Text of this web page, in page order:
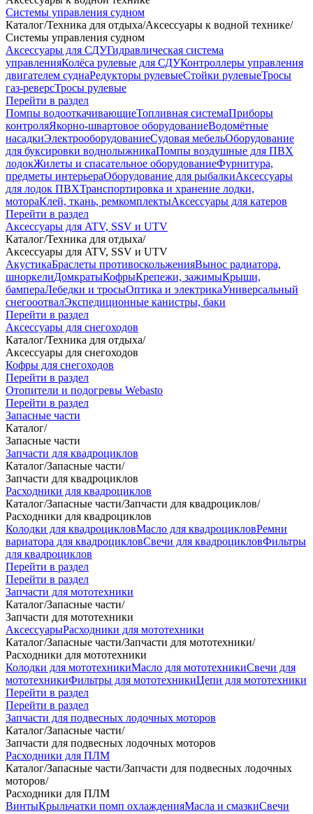
Системы управления судном
Каталог/Техника для отдыха/Аксессуары к водной технике/
Системы управления судном
Аксессуары для СДУГидравлическая система
управленияКолёса рулевые для СДУКонтроллеры управления
двигателем суднаРедукторы рулевыеСтойки рулевыеТросы
газ-реверсТросы рулевые
Перейти в раздел
Помпы водооткачивающиеТопливная системаПриборы
контроляЯкорно-швартовое оборудованиеВодомётные
насадкиЭлектрооборудованиеСудовая мебельОборудование
для буксировки воднолыжникаПомпы воздушные для ПВХ
лодокЖилеты и спасательное оборудованиеФурнитура,
предметы интерьераОборудование для рыбалкиАксессуары
для лодок ПВХТранспортировка и хранение лодки,
мотораКлей, ткань, ремкомплектыАксессуары для катеров
Перейти в раздел
Аксессуары для ATV, SSV и UTV
Каталог/Техника для отдыха/
Аксессуары для ATV, SSV и UTV
АкустикаБраслеты противоскольженияВынос радиатора,
шноркелиДомкратыКофрыКрепежи, зажимыКрыши,
бампераЛебедки и тросыОптика и электрикаУниверсальный
снегооотвалЭкспедиционные канистры, баки
Перейти в раздел
Аксессуары для снегоходов
Каталог/Техника для отдыха/
Аксессуары для снегоходов
Кофры для снегоходов
Перейти в раздел
Отопители и подогревы Webasto
Перейти в раздел
Запасные части
Каталог/
Запасные части
Запчасти для квадроциклов
Каталог/Запасные части/
Запчасти для квадроциклов
Расходники для квадроциклов
Каталог/Запасные части/Запчасти для квадроциклов/
Расходники для квадроциклов
Колодки для квадроцикловМасло для квадроцикловРемни
вариатора для квадроцикловСвечи для квадроцикловФильтры
для квадроциклов
Перейти в раздел
Перейти в раздел
Запчасти для мототехники
Каталог/Запасные части/
Запчасти для мототехники
АксессуарыРасходники для мототехники
Каталог/Запасные части/Запчасти для мототехники/
Расходники для мототехники
Колодки для мототехникиМасло для мототехникиСвечи для
мототехникиФильтры для мототехникиЦепи для мототехники
Перейти в раздел
Перейти в раздел
Запчасти для подвесных лодочных моторов
Каталог/Запасные части/
Запчасти для подвесных лодочных моторов
Расходники для ПЛМ
Каталог/Запасные части/Запчасти для подвесных лодочных
моторов/
Расходники для ПЛМ
ВинтыКрыльчатки помп охлажденияМасла и смазкиСвечи